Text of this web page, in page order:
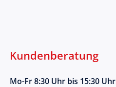
Kundenberatung
Mo-Fr 8:30 Uhr bis 15:30 Uhr